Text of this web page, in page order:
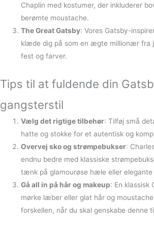
Chaplin med kostumer, der inkluderer
berømte moustache.
The Great Gatsby: Vores Gatsby-
klæde dig på som en ægte millionær fra
fest og farver.
Tips til at fuldende din
gangsterstil
Vælg det rigtige tilbehør: Tilføj små
hatte og stokke for et autentisk og
Overvej sko og strømpebukser:
endnu bedre med klassiske
tænk på glamourøse hæle eller elegante
Gå all in på hår og makeup: En klassisk
mørke læber eller glat hår og
forskellen, når du skal genskabe denne